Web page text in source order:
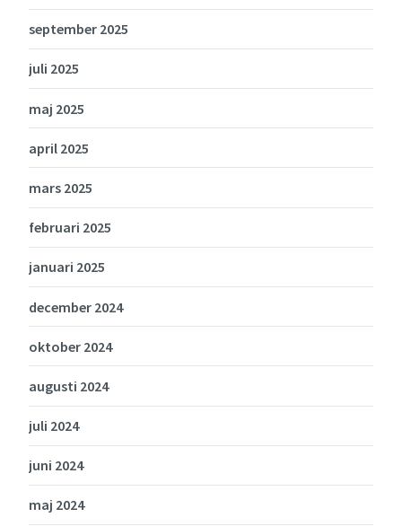
september 2025
juli 2025
maj 2025
april 2025
mars 2025
februari 2025
januari 2025
december 2024
oktober 2024
augusti 2024
juli 2024
juni 2024
maj 2024